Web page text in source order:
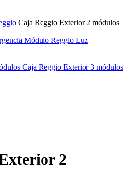
Caja Reggio Exterior 2 módulos
Módulo Reggio Luz
Caja Reggio Exterior 3 módulos
2